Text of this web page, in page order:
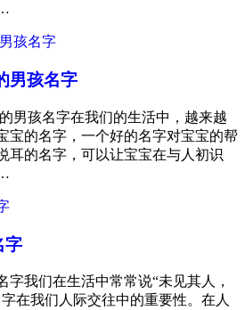
男孩名字
男孩名字在我们的生活中，越来越
宝的名字，一个好的名字对宝宝的帮
耳的名字，可以让宝宝在与人初识
字
字我们在生活中常常说“未见其人，
在我们人际交往中的重要性。在人